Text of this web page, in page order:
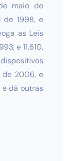
maio de
de 1998, e
as Leis
e 11.610,
de 2006, e
e dá outras